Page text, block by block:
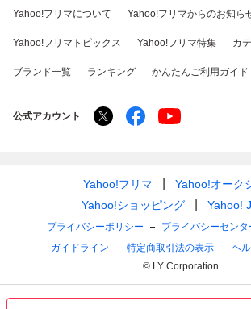
Yahoo!フリマについて Yahoo!フリマからのお知ら
Yahoo!フリマトピックス Yahoo!フリマ特集 カ
ブランド一覧 ランキング かんたんご利用ガイド
公式アカウント
Yahoo!フリマ
Yahoo!オーク
Yahoo!ショッピング
Yahoo!
プライバシーポリシー プライバシーセンタ
ガイドライン
特定商取引法の表示
ヘ
© LY Corporation